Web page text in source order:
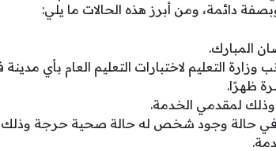
دائمة، ومن أبرز هذه الحالات ما يلي:
المبارك.
التعليم لاختبارات التعليم العام بأي
ظهرًا.
لمقدمي الخدمة.
في حالة وجود شخص له حالة صحية حرجة وذلك